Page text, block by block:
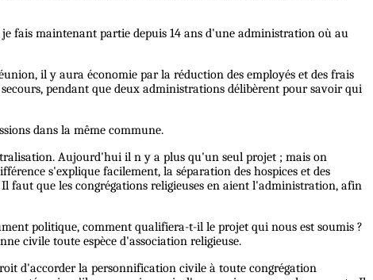
fais maintenant partie depuis 14 ans d'une administration où au
il y aura économie par la réduction des employés et des frais
pendant que deux administrations délibèrent pour savoir qui
dans la même commune.
Aujourd'hui il n y a plus qu'un seul projet ; mais on
s'explique facilement, la séparation des hospices et des
faut que les congrégations religieuses en aient l'administration, afin
politique, comment qualifiera-t-il le projet qui nous est soumis ?
civile toute espèce d'association religieuse.
d'accorder la personnification civile à toute congrégation